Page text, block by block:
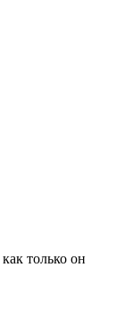
только он